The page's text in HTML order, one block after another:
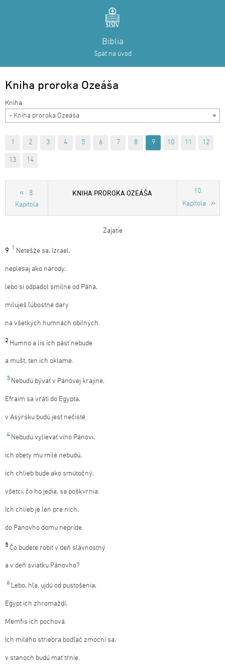
Biblia
Späť na úvod
Kniha proroka Ozeáša
- Kniha proroka Ozeáša
1 2 3 4 5 6 7 8 9 10 11 12
13 14
8.
Kapitola
KNIHA PROROKA OZEÁŠA
10.
Kapitola
Zajatie
9 1 Netešže sa, Izrael,
neplesaj ako národy,
lebo si odpadol smilne od Pána,
miluješ ľúbostné dary
na všetkých humnách obilných.
2 Humno a lis ich pásť nebude
a mušt, ten ich oklame.
3 Nebudú bývať v Pánovej krajine,
Efraim sa vráti do Egypta,
v Asýrsku budú jesť nečisté.
4 Nebudú vylievať víno Pánovi,
ich obety mu milé nebudú,
ich chlieb bude ako smútočný,
všetci, čo ho jedia, sa poškvrnia.
Ich chlieb je len pre nich,
do Pánovho domu nepríde.
5 Čo budete robiť v deň slávnostný
a v deň sviatku Pánovho?
6 Lebo, hľa, ujdú od pustošenia,
Egypt ich zhromaždí,
Memfis ich pochová.
Ich milého striebra bodľač zmocní sa,
v stanoch budú mať tŕnie.